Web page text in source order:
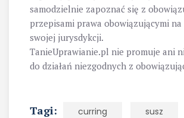
samodzielnie zapoznać się z
przepisami prawa obowiązującymi
swojej jurysdykcji.
TanieUprawianie.pl nie promuje ani
do działań niezgodnych z
Tagi: curring susz